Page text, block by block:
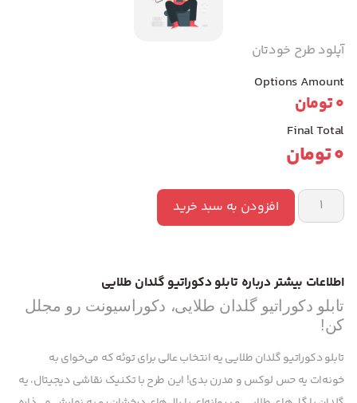
آپلود طرح خودتان
Options Amount
0تومان
Final Total
0تومان
افزودن به سبد خرید
اطلاعات بیشتر درباره تابلو دکوراتیو گلدان طلایی
تابلو دکوراتیو گلدان طلایی، دکوراسیونت رو مجلل
کن!
تابلو دکوراتیو گلدان طلایی یه انتخاب عالی برای توئه که می‌خوای به
خونه‌ات یه حس لوکس و مدرن بدی! این طرح با تکنیک نقاشی دیجیتال، یه